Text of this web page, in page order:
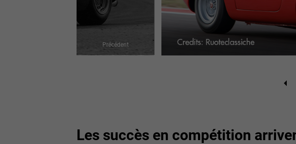
Précédent
Les succès en compétition